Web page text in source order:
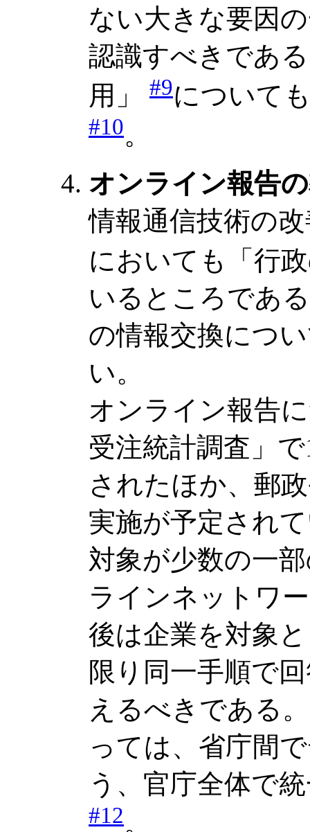
ない大きな要因
認識すべきであ
用」 #9について
#10。
オンライン報告
情報通信技術の
においても「行
いるところであ
の情報交換につ
い。
オンライン報告
受注統計調査」
されたほか、郵
実施が予定され
対象が少数の一
ラインネットワ
後は企業を対象
限り同一手順で
えるべきである
っては、省庁間
う、官庁全体で
#12。